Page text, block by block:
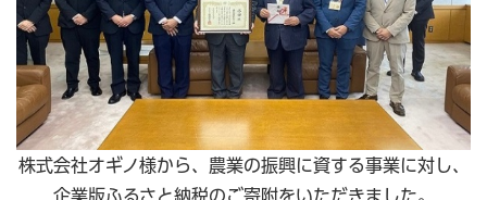
株式会社オギノ様から、農業の振興に資する事業に対し、
企業版ふるさと納税のご寄附をいただきました。